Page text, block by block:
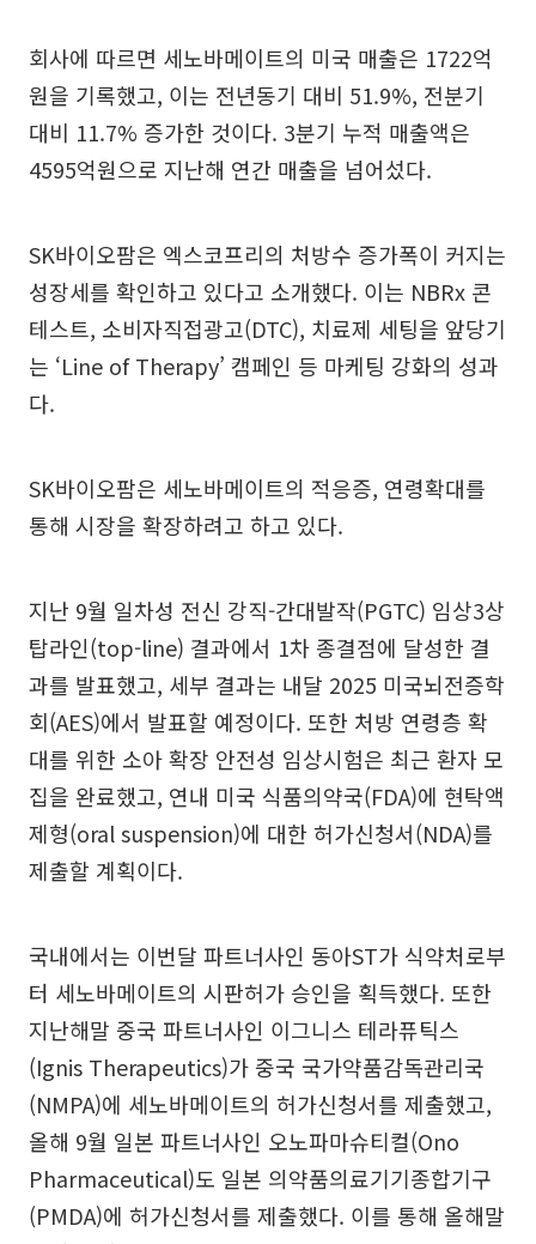
회사에 따르면 세노바메이트의 미국 매출은 1722억
원을 기록했고, 이는 전년동기 대비 51.9%, 전분기
대비 11.7% 증가한 것이다. 3분기 누적 매출액은
4595억원으로 지난해 연간 매출을 넘어섰다.
SK바이오팜은 엑스코프리의 처방수 증가폭이 커지는
성장세를 확인하고 있다고 소개했다. 이는 NBRx 콘
테스트, 소비자직접광고(DTC), 치료제 세팅을 앞당기
는 ‘Line of Therapy’ 캠페인 등 마케팅 강화의 성과
다.
SK바이오팜은 세노바메이트의 적응증, 연령확대를
통해 시장을 확장하려고 하고 있다.
지난 9월 일차성 전신 강직-간대발작(PGTC) 임상3상
탑라인(top-line) 결과에서 1차 종결점에 달성한 결
과를 발표했고, 세부 결과는 내달 2025 미국뇌전증학
회(AES)에서 발표할 예정이다. 또한 처방 연령층 확
대를 위한 소아 확장 안전성 임상시험은 최근 환자 모
집을 완료했고, 연내 미국 식품의약국(FDA)에 현탁액
제형(oral suspension)에 대한 허가신청서(NDA)를
제출할 계획이다.
국내에서는 이번달 파트너사인 동아ST가 식약처로부
터 세노바메이트의 시판허가 승인을 획득했다. 또한
지난해말 중국 파트너사인 이그니스 테라퓨틱스
(Ignis Therapeutics)가 중국 국가약품감독관리국
(NMPA)에 세노바메이트의 허가신청서를 제출했고,
올해 9월 일본 파트너사인 오노파마슈티컬(Ono
Pharmaceutical)도 일본 의약품의료기기종합기구
(PMDA)에 허가신청서를 제출했다. 이를 통해 올해말